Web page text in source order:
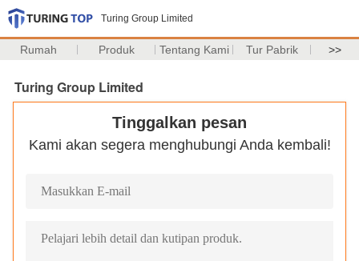
Turing Group Limited
Rumah Produk Tentang Kami Tur Pabrik >>
Turing Group Limited
Tinggalkan pesan
Kami akan segera menghubungi Anda kembali!